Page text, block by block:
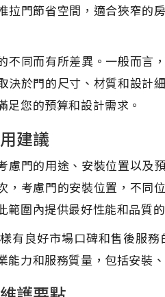
拉門節省空間，適合狹窄的
不同而有所差異。一般而言
決於門的尺寸、材質和設計
足您的預算和設計需求。
建議
慮門的用途、安裝位置以及
，考慮門的安裝位置，不同
範圍內提供最好性能和品質的
有良好市場口碑和售後服
能力和服務質量，包括安裝